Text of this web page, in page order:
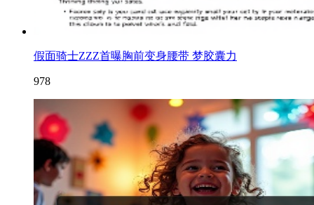
假面骑士ZZZ首曝胸前变身腰带 梦胶囊力
978